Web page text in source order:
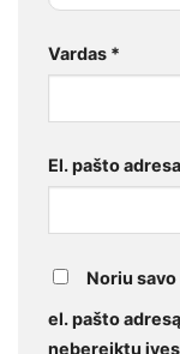
Vardas *
El. pašto
Noriu
el. pašto
nebereiktų